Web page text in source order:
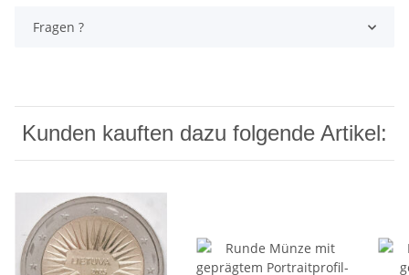
Fragen ?
Kunden kauften dazu folgende Artikel: